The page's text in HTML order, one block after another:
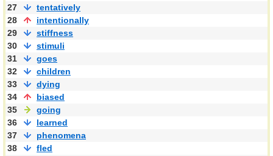
27
tentatively
28
intentionally
29
stiffness
30
stimuli
31
goes
32
children
33
dying
34
biased
35
going
36
learned
37
phenomena
38
fled